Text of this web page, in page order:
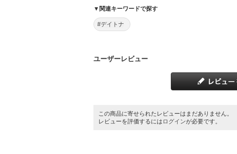
▼関連キーワードで探す
#デイトナ
ユーザーレビュー
この商品に寄せられたレビューはまだありません。
レビューを評価するには ログインが必要です。